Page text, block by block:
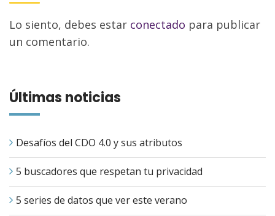
Lo siento, debes estar conectado para publicar
un comentario.
Últimas noticias
Desafíos del CDO 4.0 y sus atributos
5 buscadores que respetan tu privacidad
5 series de datos que ver este verano